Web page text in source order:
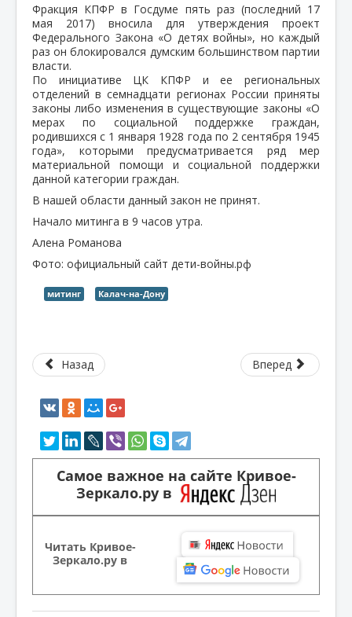
Фракция КПФР в Госдуме пять раз (последний 17
мая 2017) вносила для утверждения проект
Федерального Закона «О детях войны», но каждый
раз он блокировался думским большинством партии
власти.
По инициативе ЦК КПФР и ее региональных
отделений в семнадцати регионах России приняты
законы либо изменения в существующие законы «О
мерах по социальной поддержке граждан,
родившихся с 1 января 1928 года по 2 сентября 1945
года», которыми предусматривается ряд мер
материальной помощи и социальной поддержки
данной категории граждан.
В нашей области данный закон не принят.
Начало митинга в 9 часов утра.
Алена Романова
Фото: официальный сайт дети-войны.рф
митинг Калач-на-Дону
Назад Вперед
Самое важное на сайте Кривое-
Зеркало.ру в
Читать Кривое-
Зеркало.ру в